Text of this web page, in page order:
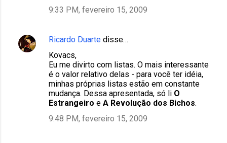
9:33 PM, fevereiro 15, 2009
Ricardo Duarte disse…
Kovacs,
Eu me divirto com listas. O mais interessante
é o valor relativo delas - para você ter idéia,
minhas próprias listas estão em constante
mudança. Dessa apresentada, só li O
Estrangeiro e A Revolução dos Bichos.
9:48 PM, fevereiro 15, 2009